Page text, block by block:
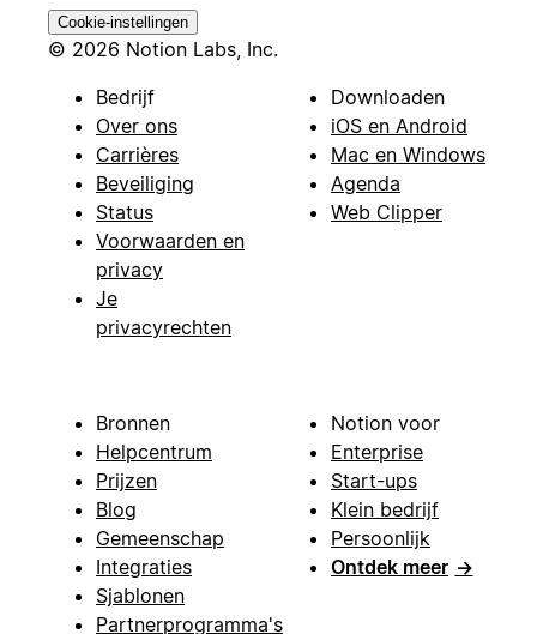
Cookie-instellingen
© 2026 Notion Labs, Inc.
Bedrijf
Over ons
Carrières
Beveiliging
Status
Voorwaarden en
privacy
Je
privacyrechten
Downloaden
iOS en Android
Mac en Windows
Agenda
Web Clipper
Bronnen
Helpcentrum
Prijzen
Blog
Gemeenschap
Integraties
Sjablonen
Partnerprogramma's
Notion voor
Enterprise
Start-ups
Klein bedrijf
Persoonlijk
Ontdek meer →